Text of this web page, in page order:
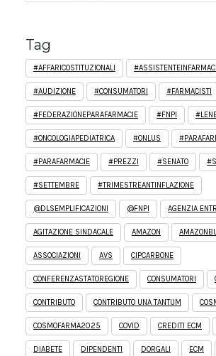
Tag
#AFFARICOSTITUZIONALI
#AUDIZIONE #CONSUMATORI #FARMACISTI
#FEDERAZIONEPARAFARMACIE #FNPI
#ONCOLOGIAPEDIATRICA #ONLUS
#PARAFARMACIE #PREZZI #SENATO
#SETTEMBRE #TRIMESTREANTINFLAZIONE
@DLSEMPLIFICAZIONI @FNPI AGENZIA
AGITAZIONE SINDACALE AMAZON
ASSOCIAZIONI AVS CIPCARBONE
CONFERENZASTATOREGIONE CONSUMATORI
CONTRIBUTO CONTRIBUTO UNA TANTUM
COSMOFARMA2025 COVID CREDITI ECM
DIABETE DIPENDENTI DORGALI ECM